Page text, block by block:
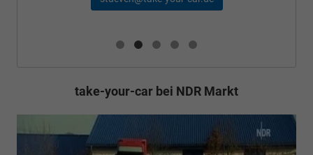
take-your-car bei NDR Markt